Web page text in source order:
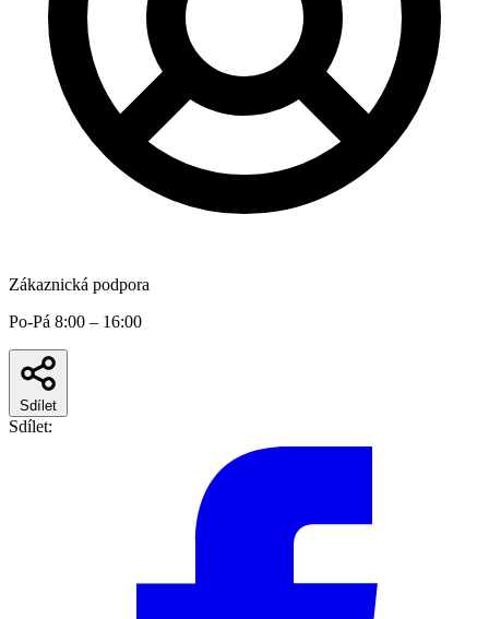
Zákaznická podpora
Po-Pá 8:00 – 16:00
Sdílet
Sdílet: